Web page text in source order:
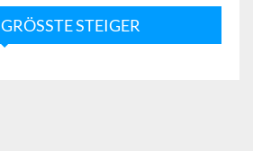
GRÖSSTE STEIGER